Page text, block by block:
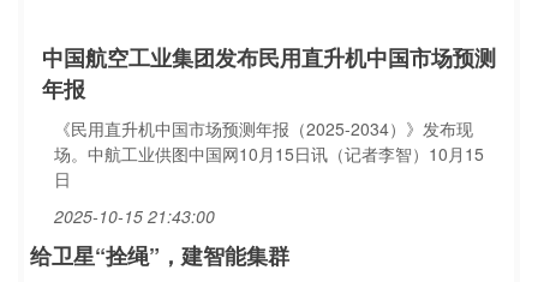
中国航空工业集团发布民用直升机中国市场预测
年报
《民用直升机中国市场预测年报（2025-2034）》发布现
场。中航工业供图中国网10月15日讯（记者李智）10月15
日
2025-10-15 21:43:00
给卫星“拴绳”，建智能集群